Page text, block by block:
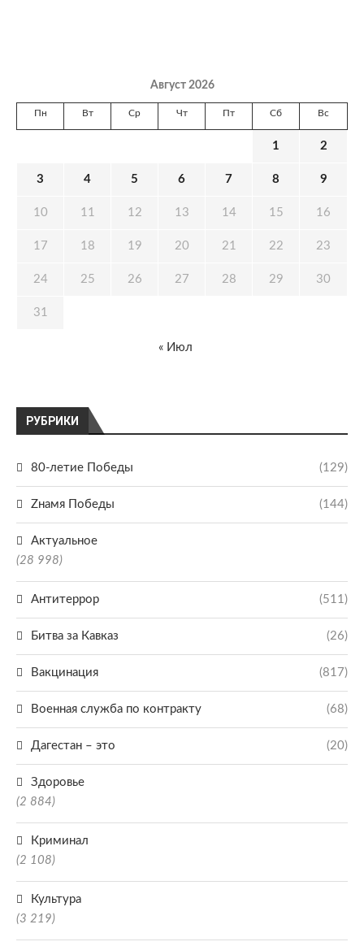
РУБРИКИ
80-летие Победы (129)
Zнамя Победы (144)
Актуальное
(28 998)
Антитеррор (511)
Битва за Кавказ (26)
Вакцинация (817)
Военная служба по контракту (68)
Дагестан – это (20)
Здоровье
(2 884)
Криминал
(2 108)
Культура
(3 219)
Август 2026
Пн Вт Ср Чт Пт Сб Вс
1 2
3 4 5 6 7 8 9
10 11 12 13 14 15 16
17 18 19 20 21 22 23
24 25 26 27 28 29 30
31
« Июл